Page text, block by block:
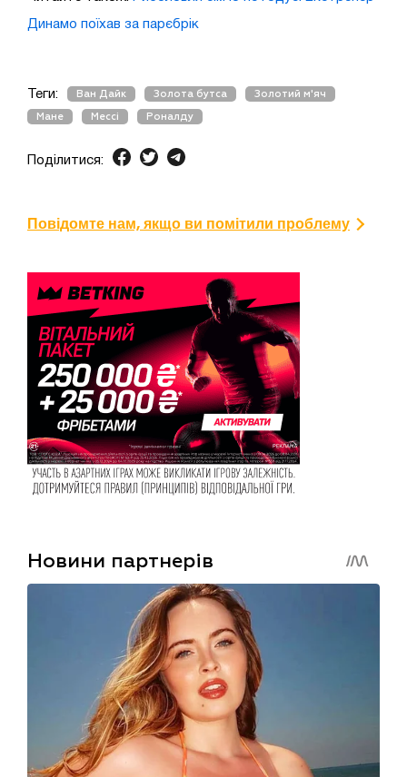
Динамо поїхав за парєбрік
Теги: Ван Дайк Золота бутса Золотий м'яч
Мане Мессі Роналду
Поділитися:
Повідомте нам, якщо ви помітили проблему